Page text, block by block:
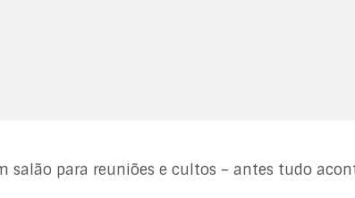
para reuniões e cultos – antes tudo